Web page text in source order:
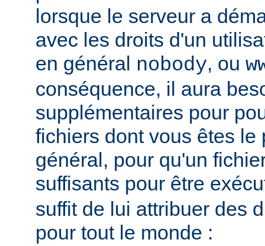
lorsque le serveur a
avec les droits d'un
en général nobody, ou
conséquence, il aura
supplémentaires pour
fichiers dont vous êtes le
général, pour qu'un
suffisants pour être
suffit de lui attribuer des
pour tout le monde :